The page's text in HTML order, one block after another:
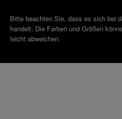
Bitte beachten Sie, dass es sich bei
handelt. Die Farben und Größen
leicht abweichen.